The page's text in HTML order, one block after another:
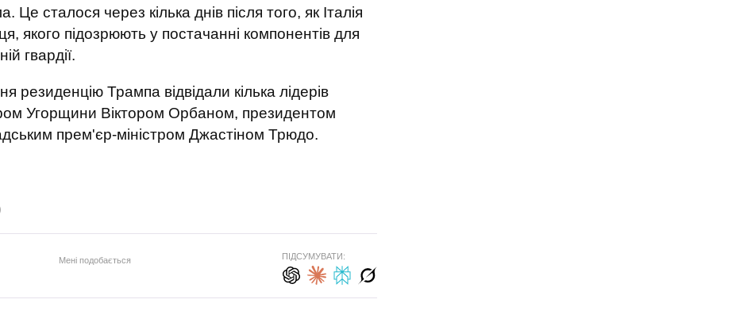
Це сталося через кілька днів після того, як Італія
якого підозрюють у постачанні компонентів для
гвардії.
Трампа відвідали кілька лідерів
Угорщини Віктором Орбаном, президентом
прем'єр-міністром Джастіном Трюдо.
Мені подобається ПІДСУМУВАТИ: